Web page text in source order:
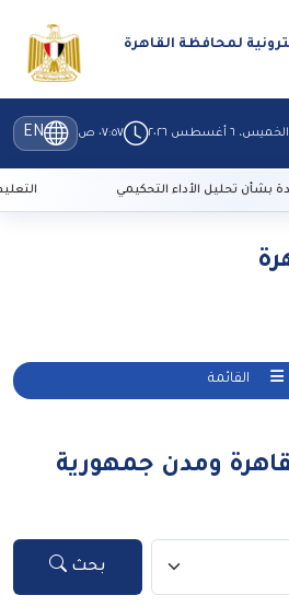
لمحافظة القاهرة
الخميس، ٦ أغسطس ٢٠٢٦ ٠٧:٥٧ ص EN
تحليل الأداء التحكيمي التعليم العالي: 29 ألف طالب سجلوا
القائمة
ومدن جمهورية
بحث